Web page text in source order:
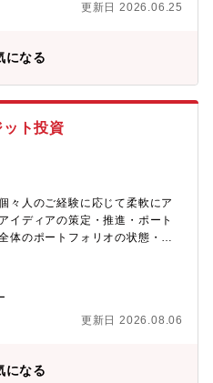
各種処理結果の銀行営業店やお
更新日 2026.06.25
になる
ト投資
々人のご経験に応じて柔軟にア
イディアの策定・推進・ポート
体のポートフォリオの状態・ア
ミックスを考慮の上、投資機会
い、合意形成を図る・リサーチ
ト分析と関連するマクロ分析を
々なソースからの情報や、それ
内に展開、議論を行い、合意形
更新日 2026.08.06
になる